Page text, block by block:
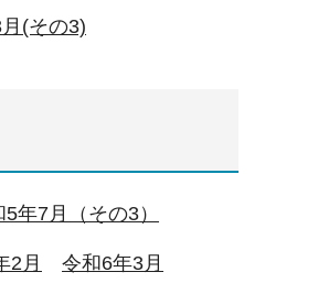
(その3)
5年7月（その3）
2月 令和6年3月